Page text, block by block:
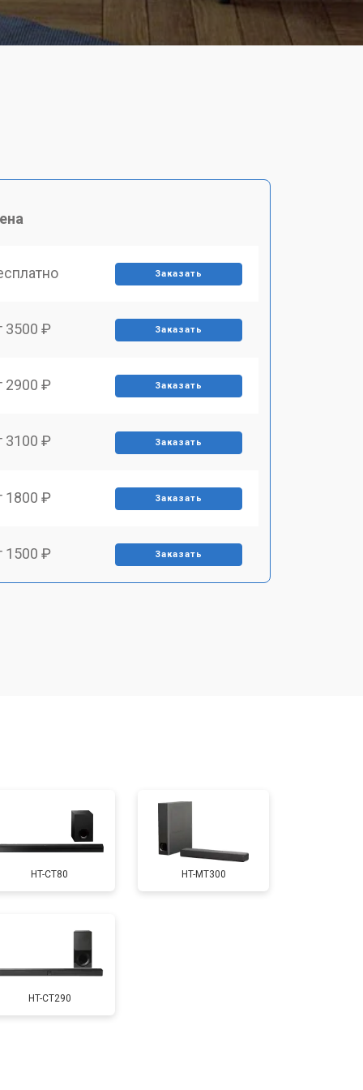
Заказать
3500 ₽ Заказать
2900 ₽ Заказать
3100 ₽ Заказать
1800 ₽ Заказать
1500 ₽ Заказать
HT-CT80 HT-MT300
HT-CT290